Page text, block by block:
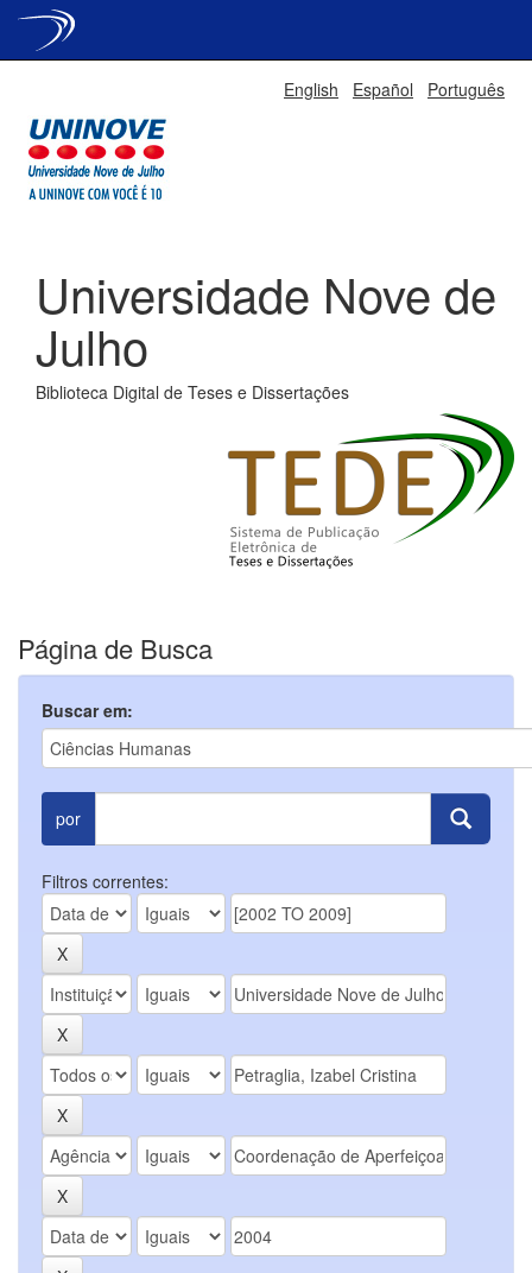
English Español Português
Universidade Nove de
Julho
Biblioteca Digital de Teses e Dissertações
Página de Busca
Buscar em:
por
Filtros correntes: